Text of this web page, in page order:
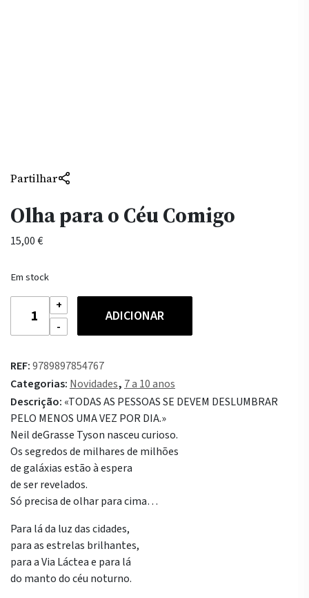
Partilhar
Olha para o Céu Comigo
15,00€
Em stock
Quantidade
Olha
o
Céu
Comigo
ADICIONAR
REF:9789897854767
Categorias: Novidades, 7 a 10 anos
Descrição: «TODAS AS PESSOAS SE DEVEM DESLUMBRAR
PELO MENOS UMA VEZ POR DIA.»
Neil deGrasse Tyson nasceu curioso.
Os segredos de milhares de milhões
de galáxias estão à espera
de ser revelados.
Só precisa de olhar para cima…
Para lá da luz das cidades,
para as estrelas brilhantes,
para a Via Láctea e para lá
do manto do céu noturno.